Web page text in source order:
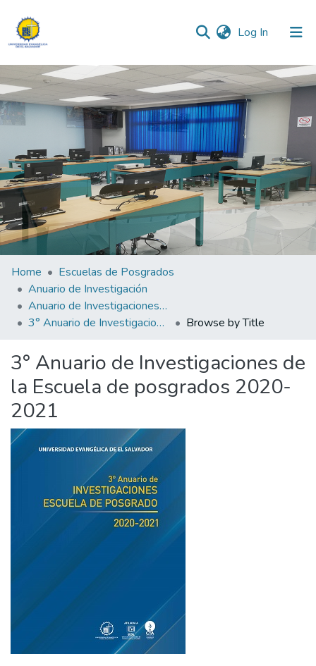
Log In (current)
Communities & Collections
All of DSpace
Home
Escuelas de Posgrados
Anuario de Investigación
Anuario de Investigaciones de la Escuela de Posgrados
3° Anuario de Investigaciones de la Escuela de posgrados 2020-2021
Browse by Title
3° Anuario de Investigaciones de
la Escuela de posgrados 2020-
2021